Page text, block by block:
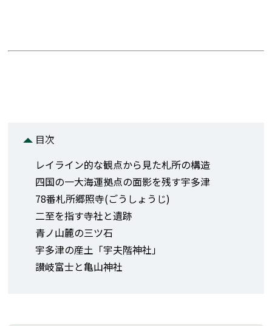
目次
レイライン的な観点から見た札所の構造
四国の一大海運拠点の面影を残す宇多津
78番札所郷照寺(ごうしょうじ)
二至を指す寺社と遺跡
青ノ山麓の三ツ石
宇多津の産土「宇夫階神社」
讃岐富士と亀山神社